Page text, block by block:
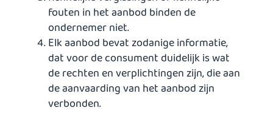
fouten in het aanbod binden de
ondernemer niet.
Elk aanbod bevat zodanige informatie,
dat voor de consument duidelijk is wat
de rechten en verplichtingen zijn, die aan
de aanvaarding van het aanbod zijn
verbonden.